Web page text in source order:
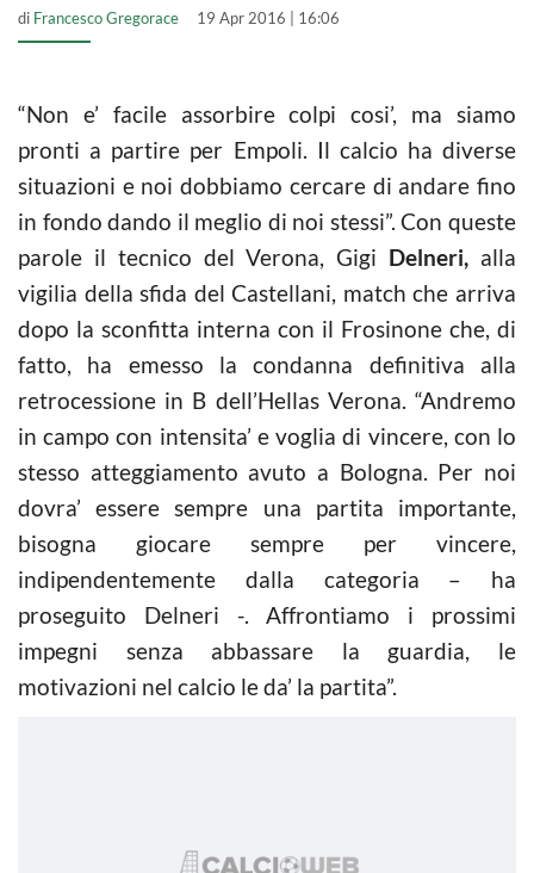
di Francesco Gregorace 19 Apr 2016 | 16:06
“Non e’ facile assorbire colpi cosi’, ma siamo
pronti a partire per Empoli. Il calcio ha diverse
situazioni e noi dobbiamo cercare di andare fino
in fondo dando il meglio di noi stessi”. Con queste
parole il tecnico del Verona, Gigi Delneri, alla
vigilia della sfida del Castellani, match che arriva
dopo la sconfitta interna con il Frosinone che, di
fatto, ha emesso la condanna definitiva alla
retrocessione in B dell’Hellas Verona. “Andremo
in campo con intensita’ e voglia di vincere, con lo
stesso atteggiamento avuto a Bologna. Per noi
dovra’ essere sempre una partita importante,
bisogna giocare sempre per vincere,
indipendentemente dalla categoria – ha
proseguito Delneri -. Affrontiamo i prossimi
impegni senza abbassare la guardia, le
motivazioni nel calcio le da’ la partita”.